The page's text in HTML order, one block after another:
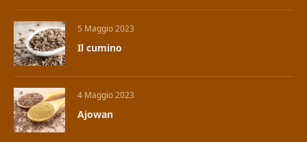
5 Maggio 2023
Il cumino
4 Maggio 2023
Ajowan